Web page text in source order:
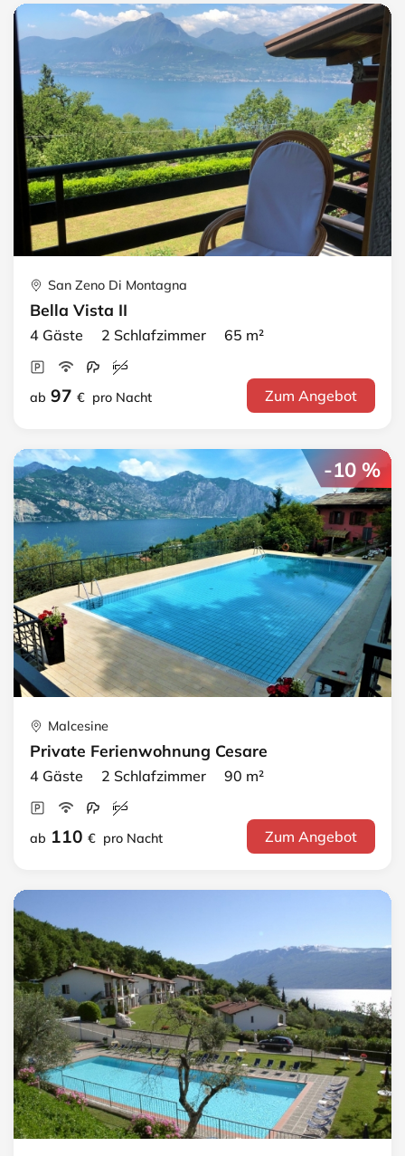
San Zeno Di Montagna
Bella Vista II
4 Gäste 2 Schlafzimmer 65 m²
ab 97 € pro Nacht Zum Angebot
-10 %
Malcesine
Private Ferienwohnung Cesare
4 Gäste 2 Schlafzimmer 90 m²
ab 110 € pro Nacht Zum Angebot